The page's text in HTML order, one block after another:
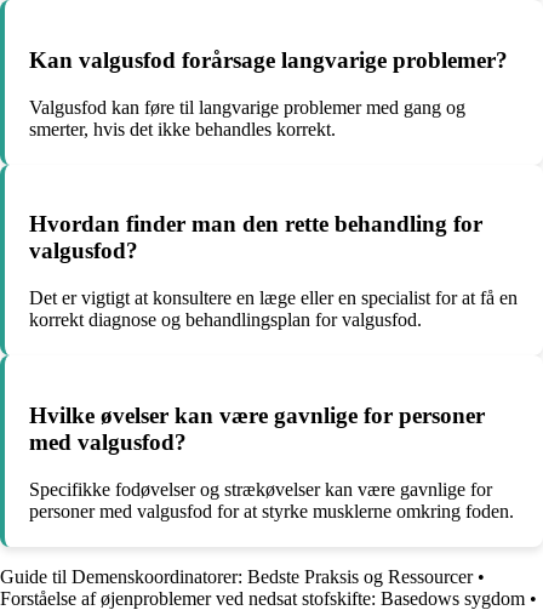
Kan valgusfod forårsage langvarige problemer?
Valgusfod kan føre til langvarige problemer med gang og
smerter, hvis det ikke behandles korrekt.
Hvordan finder man den rette behandling for
valgusfod?
Det er vigtigt at konsultere en læge eller en specialist for at få en
korrekt diagnose og behandlingsplan for valgusfod.
Hvilke øvelser kan være gavnlige for personer
med valgusfod?
Specifikke fodøvelser og strækøvelser kan være gavnlige for
personer med valgusfod for at styrke musklerne omkring foden.
Guide til Demenskoordinatorer: Bedste Praksis og Ressourcer•
Forståelse af øjenproblemer ved nedsat stofskifte: Basedows sygdom •